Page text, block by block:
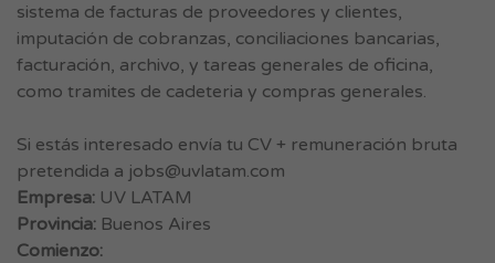
sistema de facturas de proveedores y clientes,
imputación de cobranzas, conciliaciones bancarias,
facturación, archivo, y tareas generales de oficina,
como tramites de cadeteria y compras generales.
Si estás interesado envía tu CV + remuneración bruta
pretendida a jobs@uvlatam.com
Empresa: UV LATAM
Provincia: Buenos Aires
Comienzo: